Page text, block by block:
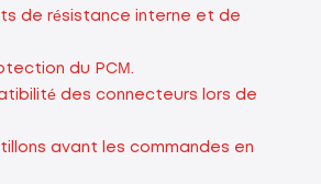
de résistance interne et de
du PCM.
des connecteurs lors de
avant les commandes en